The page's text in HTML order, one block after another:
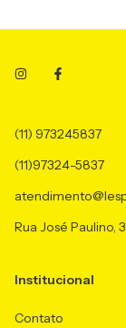
(11) 973245837
(11)97324-5837
Rua José Paulino,
Institucional
Contato